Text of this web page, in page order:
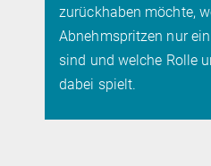
zurückhaben möchte,
Abnehmspritzen nur
sind und welche Rolle
dabei spielt.